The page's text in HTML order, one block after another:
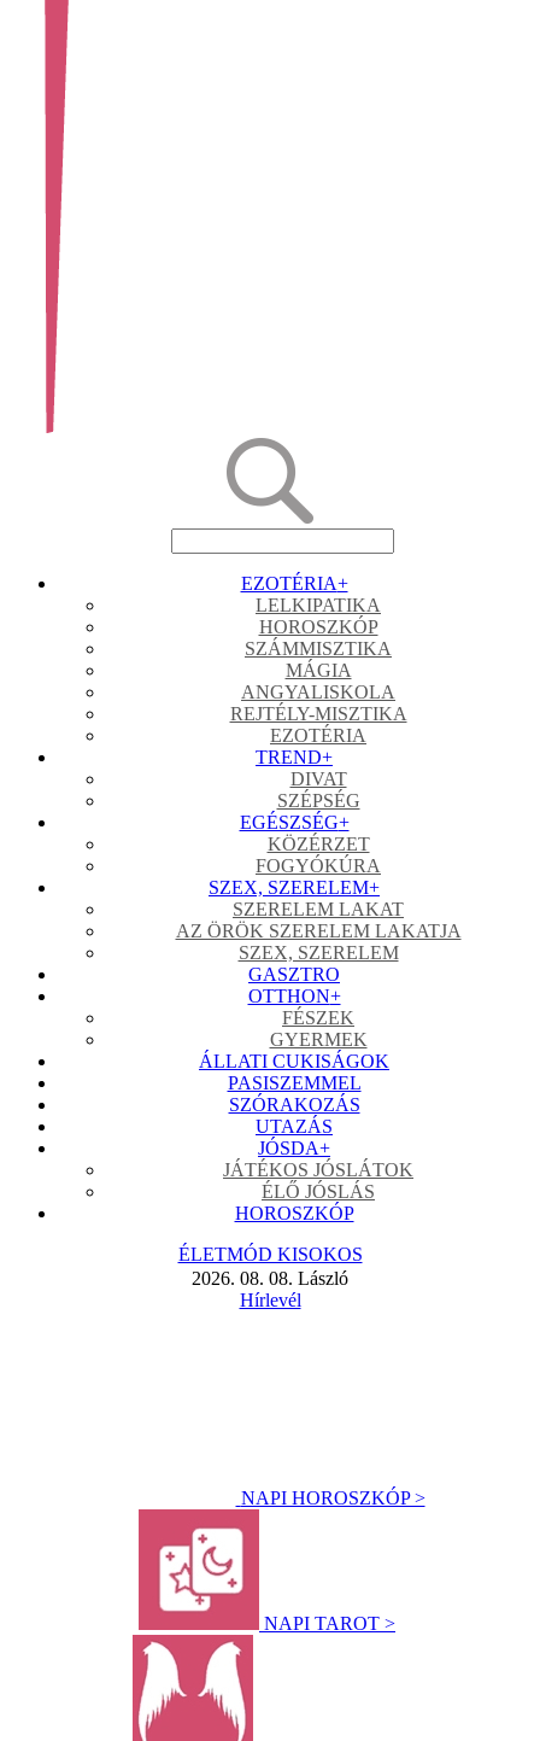
EZOTÉRIA+
LELKIPATIKA
HOROSZKÓP
SZÁMMISZTIKA
MÁGIA
ANGYALISKOLA
REJTÉLY-MISZTIKA
EZOTÉRIA
TREND+
DIVAT
SZÉPSÉG
EGÉSZSÉG+
KÖZÉRZET
FOGYÓKÚRA
SZEX, SZERELEM+
SZERELEM LAKAT
AZ ÖRÖK SZERELEM LAKATJA
SZEX, SZERELEM
GASZTRO
OTTHON+
FÉSZEK
GYERMEK
ÁLLATI CUKISÁGOK
PASISZEMMEL
SZÓRAKOZÁS
UTAZÁS
JÓSDA+
JÁTÉKOS JÓSLÁTOK
ÉLŐ JÓSLÁS
HOROSZKÓP
ÉLETMÓD KISOKOS
2026. 08. 08. László
Hírlevél
NAPI HOROSZKÓP >
NAPI TAROT >